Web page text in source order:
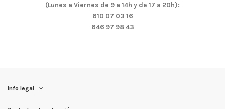
(Lunes a Viernes de 9 a 14h y de 17 a 20h):
610 07 03 16
646 97 98 43
Info legal